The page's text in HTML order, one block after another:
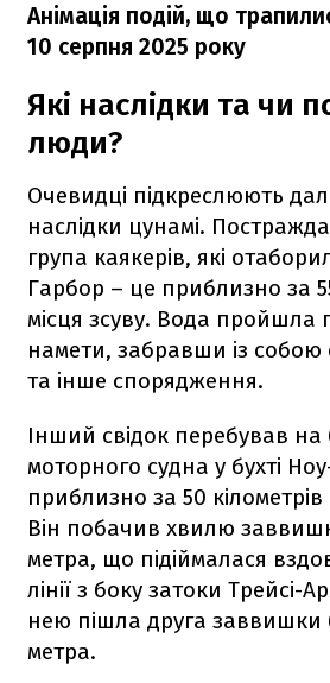
Анімація подій, що
10 серпня 2025 року
Які наслідки та чи
люди?
Очевидці підкреслюють
наслідки цунамі.
група каякерів, які
Гарбор – це приблизно за
місця зсуву. Вода пройшла
намети, забравши із собою
та інше спорядження.
Інший свідок перебував на
моторного судна у бухті
приблизно за 50 кілометрів
Він побачив хвилю
метра, що підіймалася
лінії з боку затоки Трейсі-
нею пішла друга заввишки
метра.